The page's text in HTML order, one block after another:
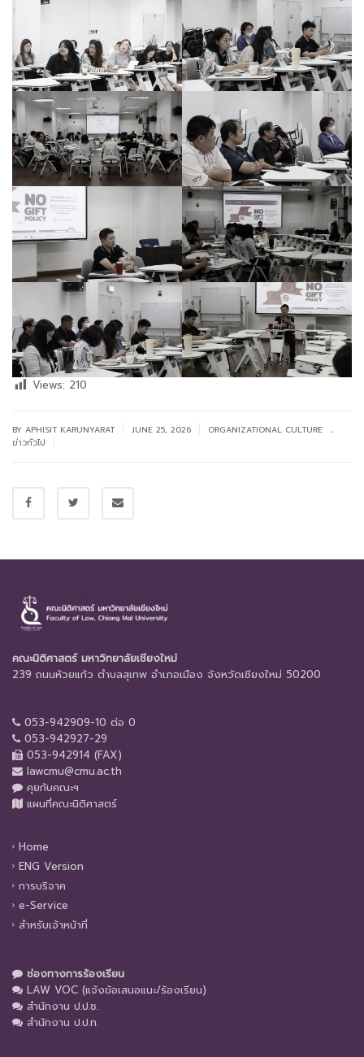
Views: 210
BY APHISIT KARUNYARAT JUNE 25, 2026 ORGANIZATIONAL CULTURE .
ข่าวทั่วไป
คณะนิติศาสตร์ มหาวิทยาลัยเชียงใหม่
239 ถนนห้วยแก้ว ตำบลสุเทพ อำเภอเมือง จังหวัดเชียงใหม่ 50200
053-942909-10 ต่อ 0
053-942927-29
053-942914 (FAX)
lawcmu@cmu.ac.th
คุยกับคณะฯ
แผนที่คณะนิติศาสตร์
Home
ENG Version
การบริจาค
e-Service
สำหรับเจ้าหน้าที่
ช่องทางการร้องเรียน
LAW VOC (แจ้งข้อเสนอแนะ/ร้องเรียน)
สำนักงาน ป.ป.ช.
สำนักงาน ป.ป.ท.